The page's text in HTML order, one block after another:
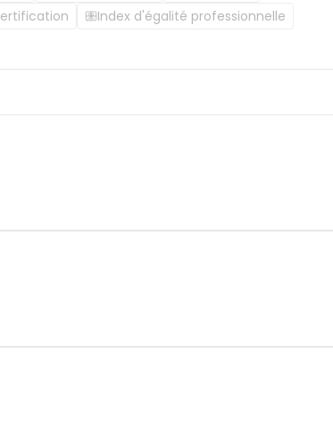
Index d'égalité professionnelle